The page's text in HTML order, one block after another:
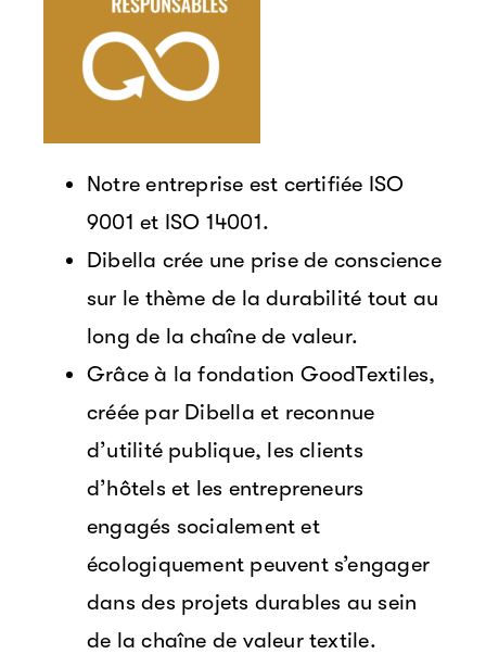
Notre entreprise est certifiée ISO
9001 et ISO 14001.
Dibella crée une prise de conscience
sur le thème de la durabilité tout au
long de la chaîne de valeur.
Grâce à la fondation GoodTextiles,
créée par Dibella et reconnue
d’utilité publique, les clients
d’hôtels et les entrepreneurs
engagés socialement et
écologiquement peuvent s’engager
dans des projets durables au sein
de la chaîne de valeur textile.